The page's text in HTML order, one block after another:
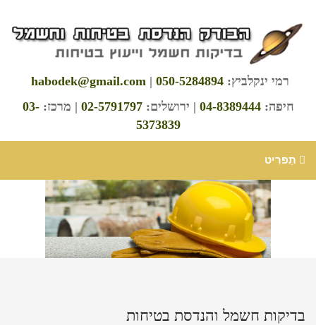
רמי ינקלביץ:050-5284894
|
habodek@gmail.com
חיפה:04-8389444 | ירושלים:02-5791797 | מרכז:03-
5373839
תַפרִיט
בדיקות חשמל והנדסת בטיחות